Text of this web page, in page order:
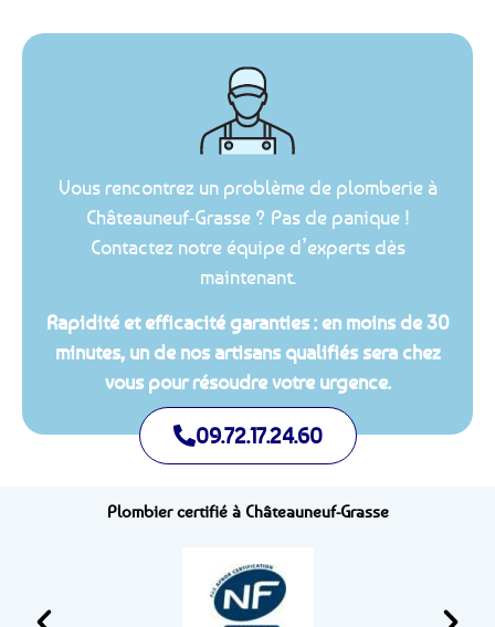
Vous rencontrez un problème de plomberie à
Châteauneuf-Grasse ? Pas de panique !
Contactez notre équipe d’experts dès
maintenant.
Rapidité et efficacité garanties : en moins de 30
minutes, un de nos artisans qualifiés sera chez
vous pour résoudre votre urgence.
09.72.17.24.60
Plombier certifié à Châteauneuf-Grasse